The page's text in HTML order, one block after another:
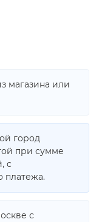
магазина или
город
при сумме
с
платежа.
с